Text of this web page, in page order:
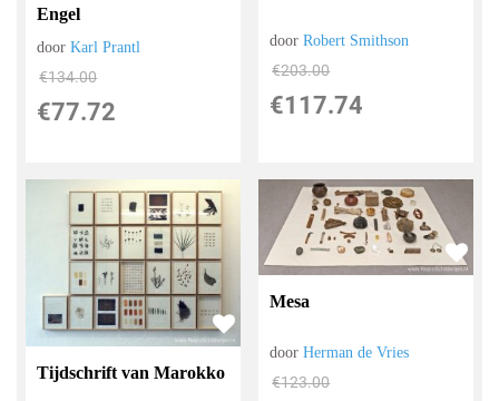
Engel
doorKarl Prantl
€134.00
€77.72
doorRobert Smithson
€203.00
€117.74
Tijdschrift van Marokko
Mesa
doorHerman de Vries
€123.00